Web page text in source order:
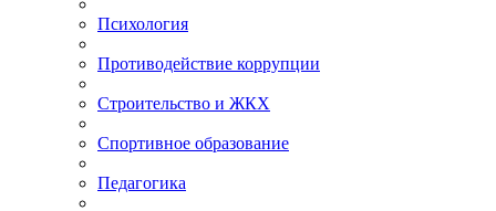
Психология
Противодействие коррупции
Строительство и ЖКХ
Спортивное образование
Педагогика